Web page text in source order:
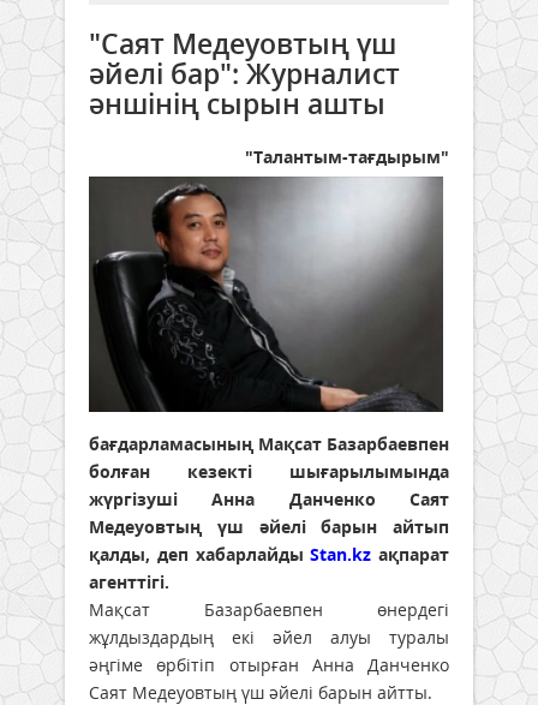
"Саят Медеуовтың үш
әйелі бар": Журналист
әншінің сырын ашты
"Талантым-тағдырым"
бағдарламасының Мақсат Базарбаевпен
болған кезекті шығарылымында
жүргізуші Анна Данченко Саят
Медеуовтың үш әйелі барын айтып
қалды, деп хабарлайдыStan.kz ақпарат
агенттігі.
Мақсат Базарбаевпен өнердегі
жұлдыздардың екі әйел алуы туралы
әңгіме өрбітіп отырған Анна Данченко
Саят Медеуовтың үш әйелі барын айтты.